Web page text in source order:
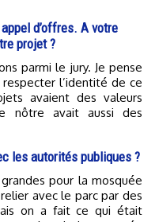
d’offres. A votre
projet ?
parmi le jury. Je pense
l’identité de ce
avaient des valeurs
nôtre avait aussi des
les autorités publiques ?
pour la mosquée
avec le parc par des
on a fait ce qui était